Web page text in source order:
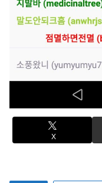
2026.08.03が公開
【速報】日本一ソ
買って下さい。」
【正論】X民「真
い。本当の闇を見
【シンデレラガー
SHOPが東京・大
【NBA】サンズの
73milで契約延長合
エクスアリーナ松
結局おまえらが求
いうのなん？
X